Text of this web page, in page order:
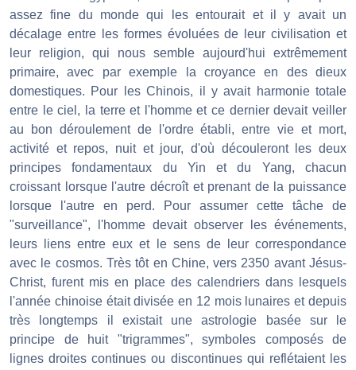
assez fine du monde qui les entourait et il y avait un
décalage entre les formes évoluées de leur civilisation et
leur religion, qui nous semble aujourd'hui extrêmement
primaire, avec par exemple la croyance en des dieux
domestiques. Pour les Chinois, il y avait harmonie totale
entre le ciel, la terre et l'homme et ce dernier devait veiller
au bon déroulement de l'ordre établi, entre vie et mort,
activité et repos, nuit et jour, d'où découleront les deux
principes fondamentaux du Yin et du Yang, chacun
croissant lorsque l'autre décroît et prenant de la puissance
lorsque l'autre en perd. Pour assumer cette tâche de
"surveillance", l'homme devait observer les événements,
leurs liens entre eux et le sens de leur correspondance
avec le cosmos. Très tôt en Chine, vers 2350 avant Jésus-
Christ, furent mis en place des calendriers dans lesquels
l'année chinoise était divisée en 12 mois lunaires et depuis
très longtemps il existait une astrologie basée sur le
principe de huit "trigrammes", symboles composés de
lignes droites continues ou discontinues qui reflétaient les